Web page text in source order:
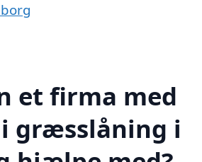
et firma med
græsslåning i